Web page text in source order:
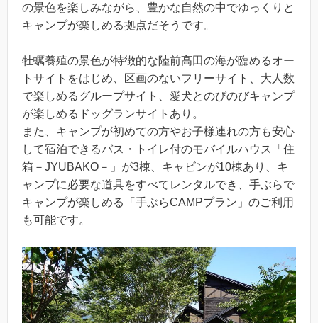
の景色を楽しみながら、豊かな自然の中でゆっくりと
キャンプが楽しめる拠点だそうです。
牡蠣養殖の景色が特徴的な陸前高田の海が臨めるオー
トサイトをはじめ、区画のないフリーサイト、大人数
で楽しめるグループサイト、愛犬とのびのびキャンプ
が楽しめるドッグランサイトあり。
また、キャンプが初めての方やお子様連れの方も安心
して宿泊できるバス・トイレ付のモバイルハウス「住
箱－JYUBAKO－」が3棟、キャビンが10棟あり、キ
ャンプに必要な道具をすべてレンタルでき、手ぶらで
キャンプが楽しめる「手ぶらCAMPプラン」のご利用
も可能です。